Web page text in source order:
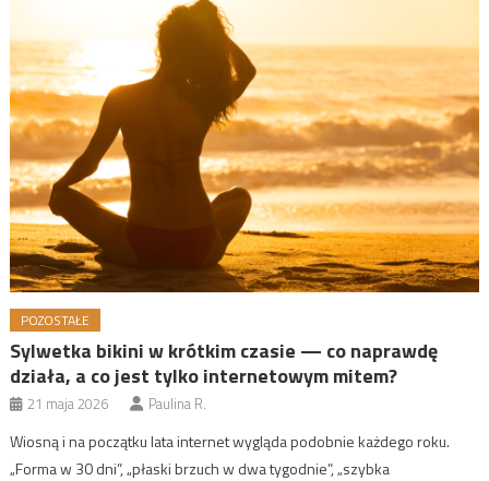
POZOSTAŁE
Sylwetka bikini w krótkim czasie — co naprawdę
działa, a co jest tylko internetowym mitem?
21 maja 2026 Paulina R.
Wiosną i na początku lata internet wygląda podobnie każdego roku.
„Forma w 30 dni”, „płaski brzuch w dwa tygodnie”, „szybka